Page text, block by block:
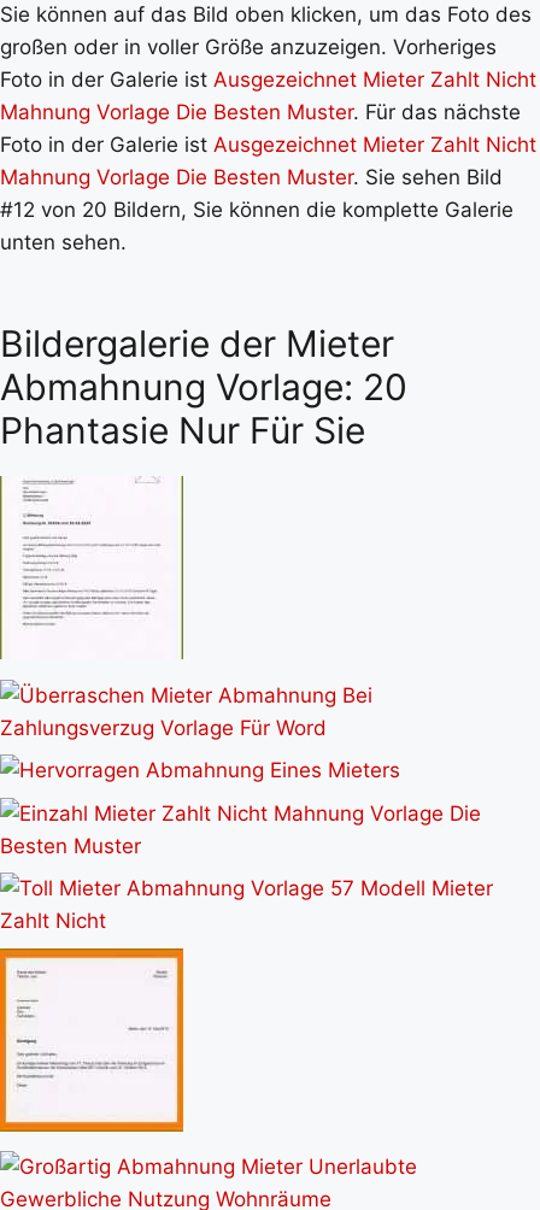
Sie können auf das Bild oben klicken, um das Foto des
großen oder in voller Größe anzuzeigen. Vorheriges
Foto in der Galerie ist Ausgezeichnet Mieter Zahlt Nicht
Mahnung Vorlage Die Besten Muster. Für das nächste
Foto in der Galerie ist Ausgezeichnet Mieter Zahlt Nicht
Mahnung Vorlage Die Besten Muster. Sie sehen Bild
#12 von 20 Bildern, Sie können die komplette Galerie
unten sehen.
Bildergalerie der Mieter
Abmahnung Vorlage: 20
Phantasie Nur Für Sie